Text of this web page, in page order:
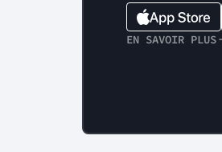
EN SAVOIR PLUS